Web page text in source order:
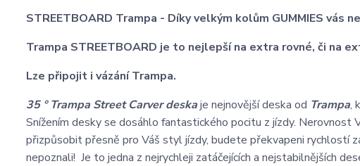
STREETBOARD Trampa - Díky velkým kolům GUMMIES vás
Trampa STREETBOARD je to nejlepší na extra rovné, či na
Lze připojit i vázání Trampa.
35 °Trampa Street Carver deskaje nejnovější deska od Trampa,
Snížením desky se dosáhlo fantastického pocitu z jízdy. Nerovnost
přizpůsobit přesně pro Váš styl jízdy, budete překvapeni rychlostí
nepoznali! Je to jedna z nejrychleji zatáčejících a nejstabilnějších